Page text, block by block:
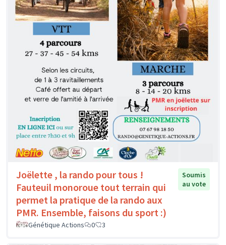
Joëlette , la rando pour tous !
Fauteuil monoroue tout terrain qui
permet la pratique de la rando aux
PMR. Ensemble, faisons du sport :)
Soumis
au vote
Génétique Actions 0 3